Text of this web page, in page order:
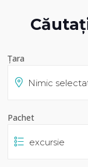
Țara
Nimic
Pachet